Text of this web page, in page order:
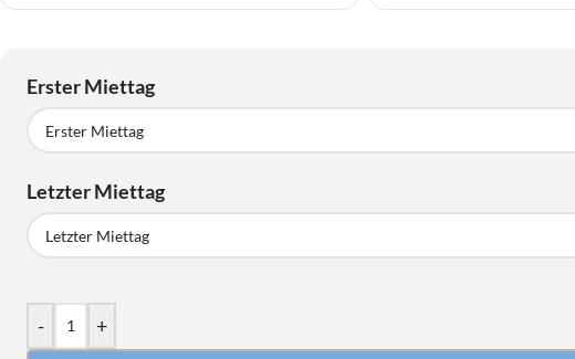
Erster Miettag
MO DI
3
Letzter Miettag
MO DI MI DO FR SA SO
- +